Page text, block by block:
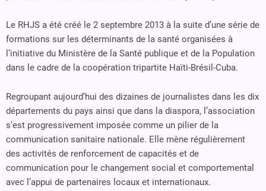
Le RHJS a été créé le 2 septembre 2013 à la suite d’une série de
formations sur les déterminants de la santé organisées à
l’initiative du Ministère de la Santé publique et de la Population
dans le cadre de la coopération tripartite Haïti-Brésil-Cuba.
Regroupant aujourd’hui des dizaines de journalistes dans les dix
départements du pays ainsi que dans la diaspora, l’association
s’est progressivement imposée comme un pilier de la
communication sanitaire nationale. Elle mène régulièrement
des activités de renforcement de capacités et de
communication pour le changement social et comportemental
avec l’appui de partenaires locaux et internationaux.